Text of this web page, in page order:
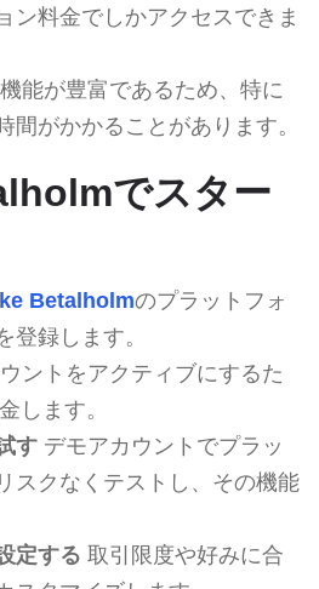
ン料金でしかアクセスできま
機能が豊富であるため、特に
間がかかることがあります。
でスター
Betalholmのプラットフォ
登録します。
ントをアクティブにするた
します。
すデモアカウントでプラッ
スクなくテストし、その機能
定する 取引限度や好みに合